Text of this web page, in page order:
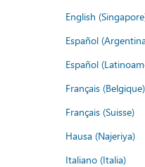
English
Español
Español
Français (Belgique)
Français (Suisse)
Hausa (Najeriya)
Italiano (Italia)